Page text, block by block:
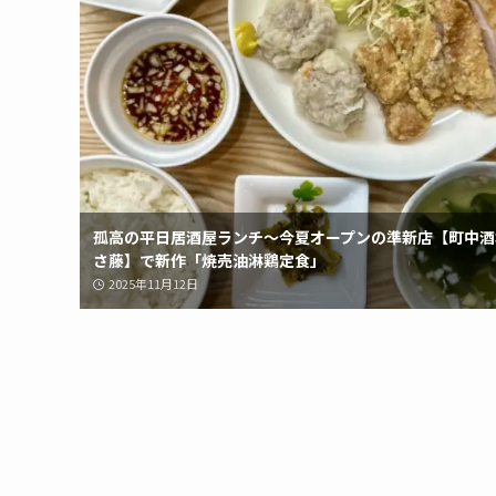
孤高の平日居酒屋ランチ〜今夏オープンの準新店【町中
さ藤】で新作「焼売油淋鶏定食」
2025年11月12日